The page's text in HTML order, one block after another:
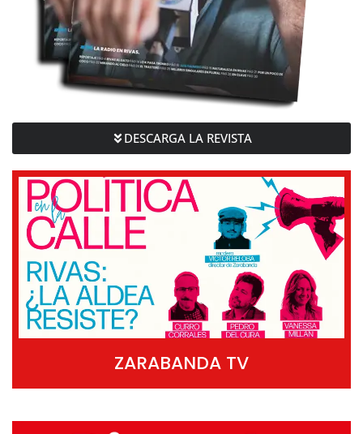
DESCARGA LA REVISTA
ZARABANDA TV